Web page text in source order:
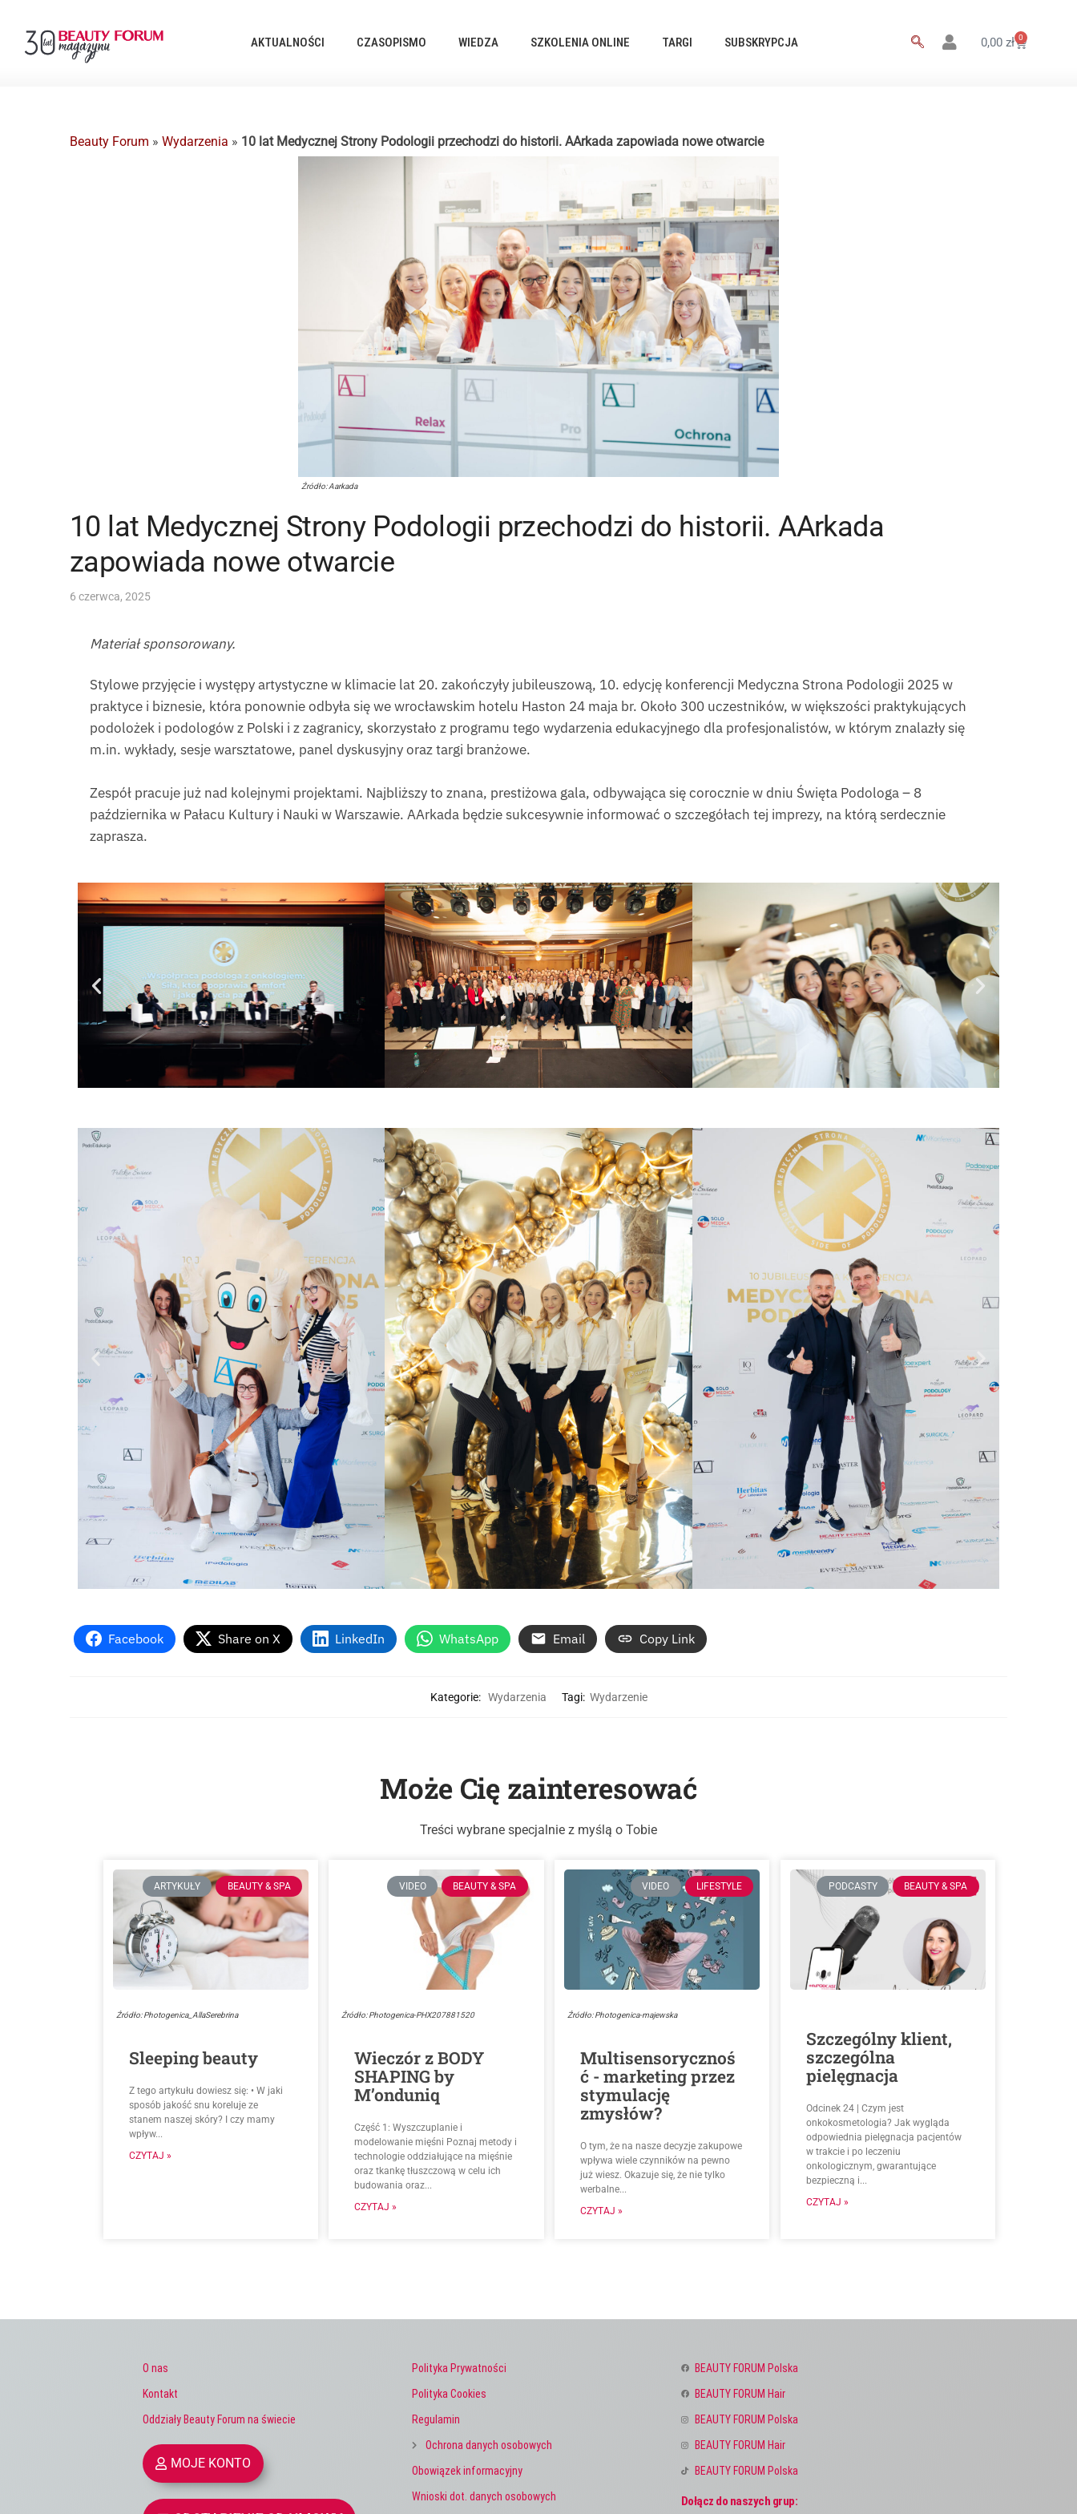
AKTUALNOŚCI CZASOPISMO WIEDZA SZKOLENIA ONLINE TARGI SUBSKRYPCJA 0,00 zł 0
Beauty Forum » Wydarzenia » 10 lat Medycznej Strony Podologii przechodzi do historii. AArkada zapowiada nowe otwarcie
Źródło: Aarkada
10 lat Medycznej Strony Podologii przechodzi do historii. AArkada
zapowiada nowe otwarcie
6 czerwca, 2025
Materiał sponsorowany.
Stylowe przyjęcie i występy artystyczne w klimacie lat 20. zakończyły jubileuszową, 10. edycję konferencji Medyczna Strona Podologii 2025 w
praktyce i biznesie, która ponownie odbyła się we wrocławskim hotelu Haston 24 maja br. Około 300 uczestników, w większości praktykujących
podolożek i podologów z Polski i z zagranicy, skorzystało z programu tego wydarzenia edukacyjnego dla profesjonalistów, w którym znalazły się
m.in. wykłady, sesje warsztatowe, panel dyskusyjny oraz targi branżowe.
Zespół pracuje już nad kolejnymi projektami. Najbliższy to znana, prestiżowa gala, odbywająca się corocznie w dniu Święta Podologa – 8
października w Pałacu Kultury i Nauki w Warszawie. AArkada będzie sukcesywnie informować o szczegółach tej imprezy, na którą serdecznie
zaprasza.
Facebook Share on X LinkedIn WhatsApp Email Copy Link
Kategorie: Wydarzenia Tagi: Wydarzenie
Może Cię zainteresować
Treści wybrane specjalnie z myślą o Tobie
ARTYKUŁY BEAUTY & SPA
Źródło: Photogenica_AllaSerebrina
Sleeping beauty
Z tego artykułu dowiesz się: • W jaki
sposób jakość snu koreluje ze
stanem naszej skóry? I czy mamy
wpływ...
CZYTAJ »
VIDEO BEAUTY & SPA
Źródło: Photogenica-PHX207881520
Wieczór z BODY
SHAPING by
M’onduniq
Część 1: Wyszczuplanie i
modelowanie mięśni Poznaj metody i
technologie oddziałujące na mięśnie
oraz tkankę tłuszczową w celu ich
budowania oraz...
CZYTAJ »
VIDEO LIFESTYLE
Źródło: Photogenica-majewska
Multisensorycznoś
ć - marketing przez
stymulację
zmysłów?
O tym, że na nasze decyzje zakupowe
wpływa wiele czynników na pewno
już wiesz. Okazuje się, że nie tylko
werbalne...
CZYTAJ »
PODCASTY BEAUTY & SPA
Szczególny klient,
szczególna
pielęgnacja
Odcinek 24 | Czym jest
onkokosmetologia? Jak wygląda
odpowiednia pielęgnacja pacjentów
w trakcie i po leczeniu
onkologicznym, gwarantujące
bezpieczną i...
CZYTAJ »
O nas
Kontakt
Oddziały Beauty Forum na świecie
MOJE KONTO
Polityka Prywatności
Polityka Cookies
Regulamin
Ochrona danych osobowych
Obowiązek informacyjny
Wnioski dot. danych osobowych
BEAUTY FORUM Polska
BEAUTY FORUM Hair
BEAUTY FORUM Polska
BEAUTY FORUM Hair
BEAUTY FORUM Polska
Dołącz do naszych grup: